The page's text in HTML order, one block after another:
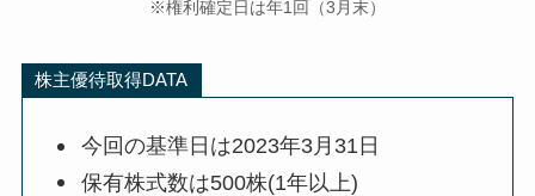
※権利確定日は年1回（3月末）
株主優待取得DATA
今回の基準日は2023年3月31日
保有株式数は500株(1年以上)